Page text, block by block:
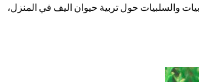
والسلبيات حول تربية حيوان اليف في المنزل،